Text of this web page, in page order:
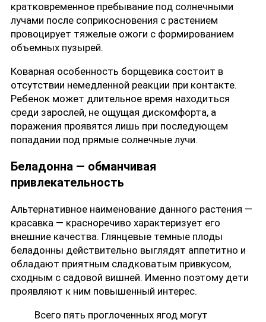
кратковременное пребывание под солнечными
лучами после соприкосновения с растением
провоцирует тяжелые ожоги с формированием
объемных пузырей.
Коварная особенность борщевика состоит в
отсутствии немедленной реакции при контакте.
Ребенок может длительное время находиться
среди зарослей, не ощущая дискомфорта, а
поражения проявятся лишь при последующем
попадании под прямые солнечные лучи.
Беладонна — обманчивая
привлекательность
Альтернативное наименование данного растения —
красавка — красноречиво характеризует его
внешние качества. Глянцевые темные плоды
беладонны действительно выглядят аппетитно и
обладают приятным сладковатым привкусом,
сходным с садовой вишней. Именно поэтому дети
проявляют к ним повышенный интерес.
Всего пять проглоченных ягод могут